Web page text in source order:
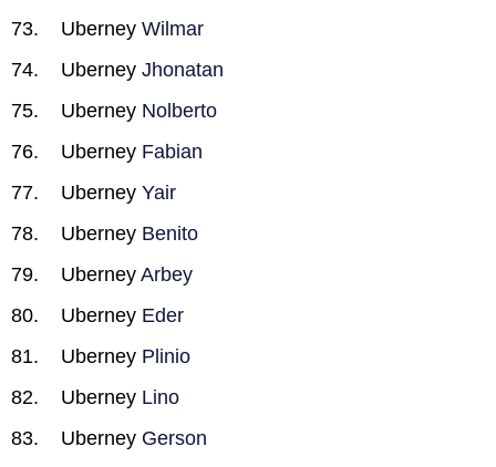
Uberney Wilmar
Uberney Jhonatan
Uberney Nolberto
Uberney Fabian
Uberney Yair
Uberney Benito
Uberney Arbey
Uberney Eder
Uberney Plinio
Uberney Lino
Uberney Gerson